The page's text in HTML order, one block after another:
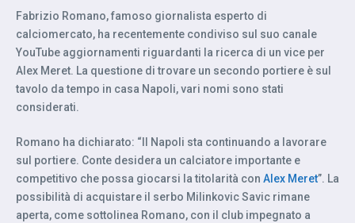
Fabrizio Romano, famoso giornalista esperto di
calciomercato, ha recentemente condiviso sul suo canale
YouTube aggiornamenti riguardanti la ricerca di un vice per
Alex Meret. La questione di trovare un secondo portiere è sul
tavolo da tempo in casa Napoli, vari nomi sono stati
considerati.
Romano ha dichiarato: “Il Napoli sta continuando a lavorare
sul portiere. Conte desidera un calciatore importante e
competitivo che possa giocarsi la titolarità con Alex Meret”. La
possibilità di acquistare il serbo Milinkovic Savic rimane
aperta, come sottolinea Romano, con il club impegnato a